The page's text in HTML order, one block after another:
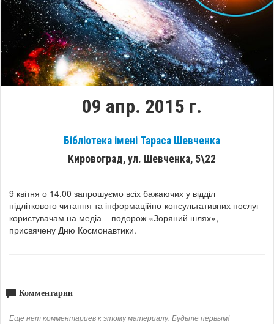
09 апр. 2015 г.
Бібліотека імені Тараса Шевченка
Кировоград, ул. Шевченка, 5\22
9 квітня о 14.00 запрошуємо всіх бажаючих у відділ
підліткового читання та інформаційно-консультативних послуг
користувачам на медіа – подорож «Зоряний шлях»,
присвячену Дню Космонавтики.
Комментарии
Еще нет комментариев к этому материалу. Будьте первым!